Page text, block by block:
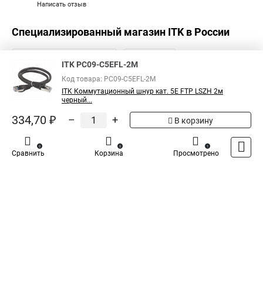
Написать отзыв
Специализированный магазин ITKв России
ITK PC09-C5EFL-2M
Код товара: PC09-C5EFL-2M
ITK Коммутационный шнур кат. 5Е FTP LSZH 2м
черный...
334,70 ₽ – + В корзину
Сравнить
0
Корзина
0
Просмотрено
1